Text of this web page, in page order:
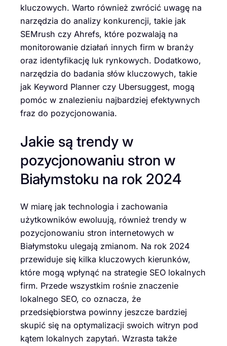
kluczowych. Warto również zwrócić uwagę na
narzędzia do analizy konkurencji, takie jak
SEMrush czy Ahrefs, które pozwalają na
monitorowanie działań innych firm w branży
oraz identyfikację luk rynkowych. Dodatkowo,
narzędzia do badania słów kluczowych, takie
jak Keyword Planner czy Ubersuggest, mogą
pomóc w znalezieniu najbardziej efektywnych
fraz do pozycjonowania.
Jakie są trendy w
pozycjonowaniu stron w
Białymstoku na rok 2024
W miarę jak technologia i zachowania
użytkowników ewoluują, również trendy w
pozycjonowaniu stron internetowych w
Białymstoku ulegają zmianom. Na rok 2024
przewiduje się kilka kluczowych kierunków,
które mogą wpłynąć na strategie SEO lokalnych
firm. Przede wszystkim rośnie znaczenie
lokalnego SEO, co oznacza, że
przedsiębiorstwa powinny jeszcze bardziej
skupić się na optymalizacji swoich witryn pod
kątem lokalnych zapytań. Wzrasta także